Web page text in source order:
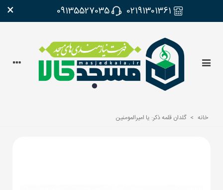
02191301361
09135527035
×
خانه > گلدان قلمه ذکر: یا امیرالمومنین